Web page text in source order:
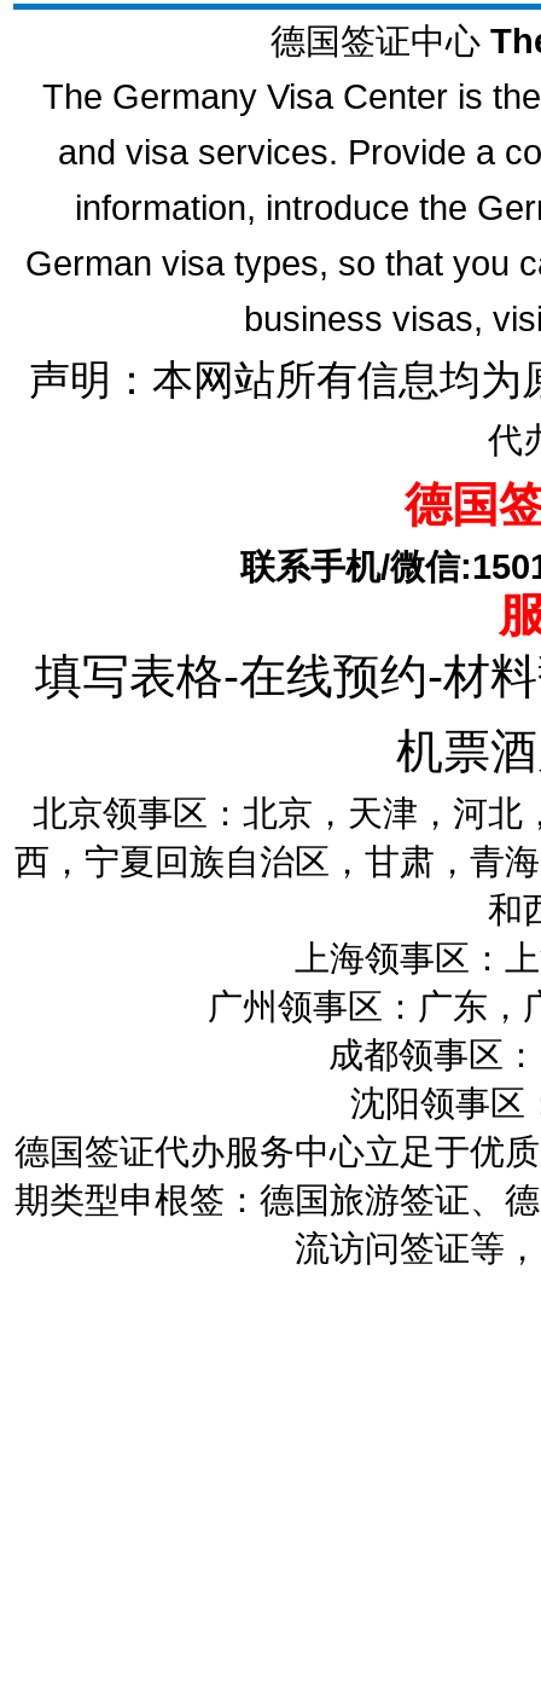
德国签证中心
The Germany Visa Center is
and visa services. Provide a
information, introduce the
German visa types, so that you
business visas,
声明：本网站所有信息均为
代
德国
联系手机/微信
填写表格-在线预约-材
机票
北京领事区：北京，天津，河
西，宁夏回族自治区，甘肃，青
和
上海领事区：
广州领事区：广东，
成都领事区
沈阳领事区
德国签证代办服务中心立足于优
期类型申根签：德国旅游签证、
流访问签证等